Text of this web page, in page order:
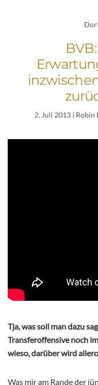
2. Juli 2013 | Robin
Tja, was soll man dazu
Transferoffensive noch
wieso, darüber wird
Was mir am Rande der